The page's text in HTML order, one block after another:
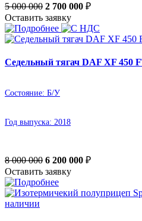
5 000 000 2 700 000 ₽
Оставить заявку
Седельный тягач DAF XF 450
Состояние: Б/У
Год выпуска: 2018
8 000 000 6 200 000 ₽
Оставить заявку
наличии